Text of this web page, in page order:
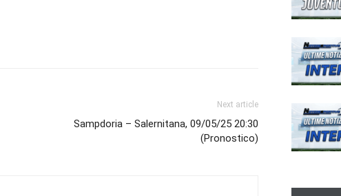
Next article
Sampdoria – Salernitana, 09/05/25 20:30
(Pronostico)